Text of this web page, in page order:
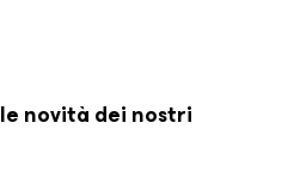
novità dei nostri